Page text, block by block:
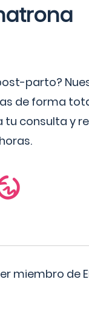
parto?
de forma
consulta y
miembro de